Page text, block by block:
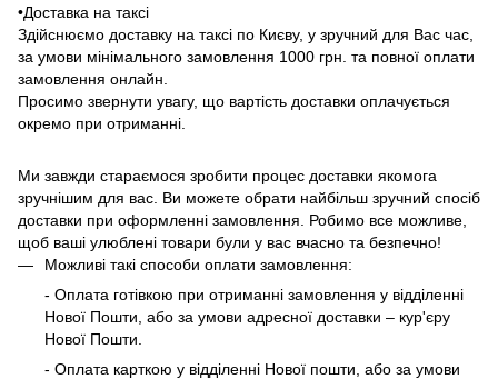
•Доставка на таксі
Здійснюємо доставку на таксі по Києву, у зручний для Вас час,
за умови мінімального замовлення 1000 грн. та повної оплати
замовлення онлайн.
Просимо звернути увагу, що вартість доставки оплачується
окремо при отриманні.
Ми завжди стараємося зробити процес доставки якомога
зручнішим для вас. Ви можете обрати найбільш зручний спосіб
доставки при оформленні замовлення. Робимо все можливе,
щоб ваші улюблені товари були у вас вчасно та безпечно!
Можливі такі способи оплати замовлення:
- Оплата готівкою при отриманні замовлення у відділенні
Нової Пошти, або за умови адресної доставки – кур'єру
Нової Пошти.
- Оплата карткою у відділенні Нової пошти, або за умови